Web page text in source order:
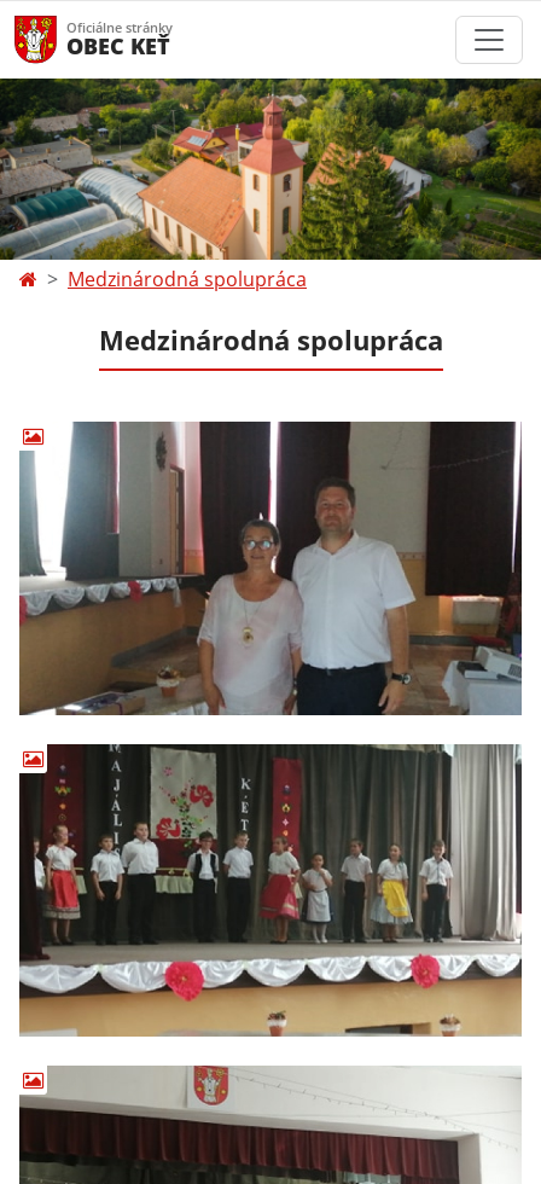
Oficiálne stránky
OBEC KEŤ
Medzinárodná spolupráca
Medzinárodná spolupráca